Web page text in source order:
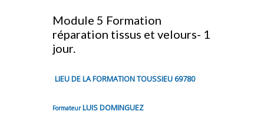
Module 5 Formation
réparation tissus et velours- 1
jour.
LIEU DE LA FORMATION TOUSSIEU 69780
FormateurLUIS DOMINGUEZ